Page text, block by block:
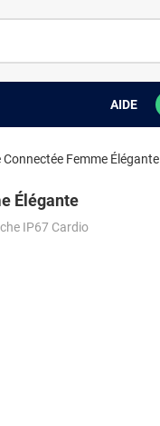
AIDE
Femme Élégante
Élégante
IP67 Cardio